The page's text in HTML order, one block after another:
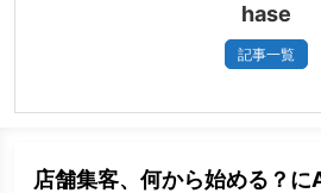
hase
記事一覧
店舗集客、何から始める？に